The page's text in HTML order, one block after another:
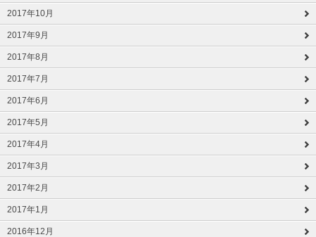
2017年10月
2017年9月
2017年8月
2017年7月
2017年6月
2017年5月
2017年4月
2017年3月
2017年2月
2017年1月
2016年12月